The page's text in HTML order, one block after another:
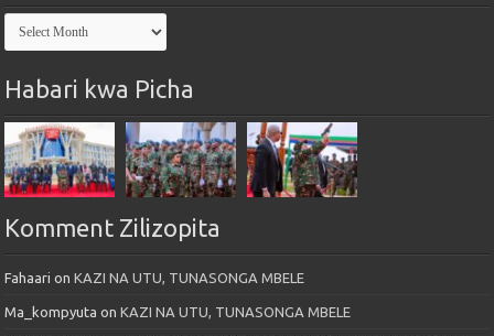
Kutoka
Maktaba
Habari kwa Picha
Komment Zilizopita
Fahaari onKAZI NA UTU, TUNASONGA MBELE
Ma_kompyuta onKAZI NA UTU, TUNASONGA MBELE